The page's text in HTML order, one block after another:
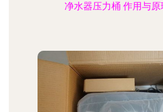
净水器压力桶 作用与